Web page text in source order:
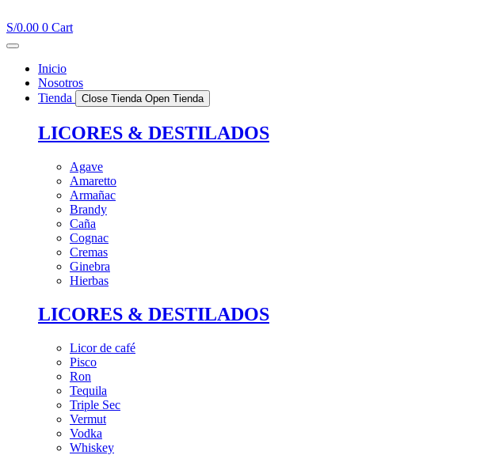
al
contenido
S/0.00 0 Cart
Inicio
Nosotros
Tienda
Close Tienda Open Tienda
LICORES & DESTILADOS
Agave
Amaretto
Armañac
Brandy
Caña
Cognac
Cremas
Ginebra
Hierbas
LICORES & DESTILADOS
Licor de café
Pisco
Ron
Tequila
Triple Sec
Vermut
Vodka
Whiskey